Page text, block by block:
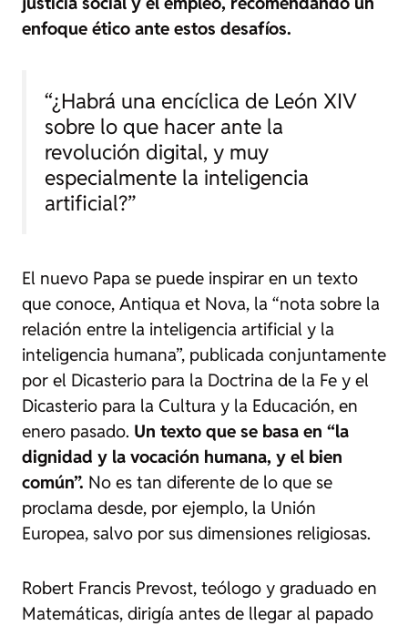
enfoque ético ante estos desafíos.
“¿Habrá una encíclica de León XIV
sobre lo que hacer ante la
revolución digital, y muy
especialmente la inteligencia
artificial?”
El nuevo Papa se puede inspirar en un texto
que conoce, Antiqua et Nova, la “nota sobre la
relación entre la inteligencia artificial y la
inteligencia humana”, publicada conjuntamente
por el Dicasterio para la Doctrina de la Fe y el
Dicasterio para la Cultura y la Educación, en
enero pasado. Un texto que se basa en “la
dignidad y la vocación humana, y el bien
común”. No es tan diferente de lo que se
proclama desde, por ejemplo, la Unión
Europea, salvo por sus dimensiones religiosas.
Robert Francis Prevost, teólogo y graduado en
Matemáticas, dirigía antes de llegar al papado